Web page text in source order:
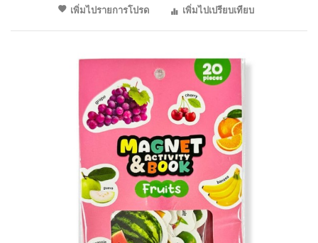
เพิ่มไปรายการโปรด
เพิ่มไปเปรียบเทียบ